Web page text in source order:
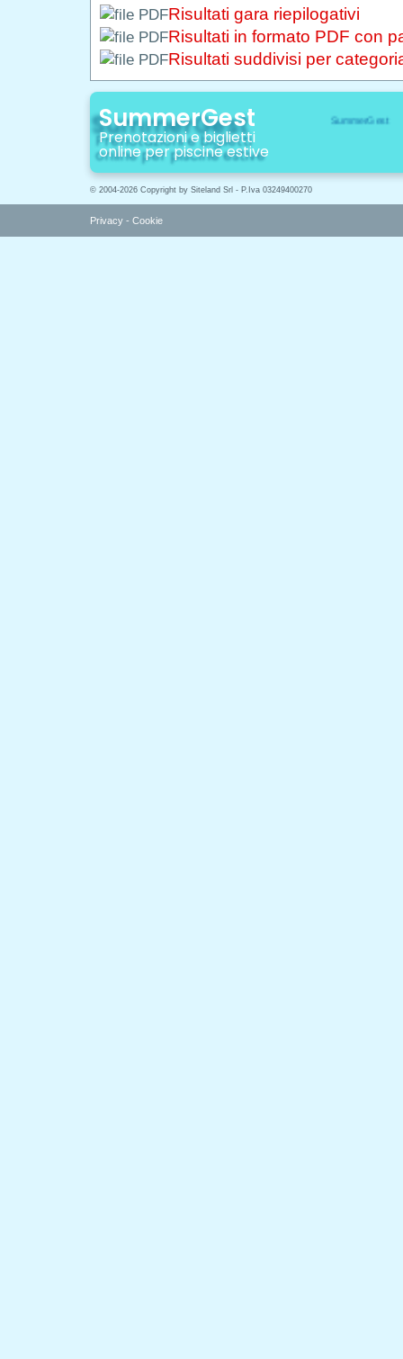
Risultati gara riepilogativi
Risultati in formato PDF con
Risultati suddivisi per
SummerGest
Prenotazioni e biglietti
online per piscine estive
© 2004-2026 Copyright by Siteland Srl - P.Iva 03249400270
Privacy - Cookie